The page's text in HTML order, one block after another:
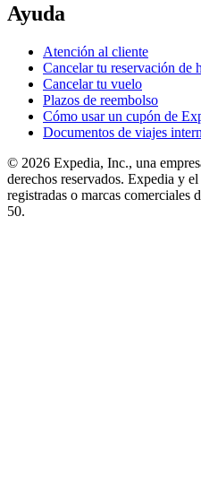
Ayuda
Atención al cliente
Cancelar tu reservación de
Cancelar tu vuelo
Plazos de reembolso
Cómo usar un cupón de
Documentos de viajes
© 2026 Expedia, Inc., una
derechos reservados. Expedia y
registradas o marcas
50.